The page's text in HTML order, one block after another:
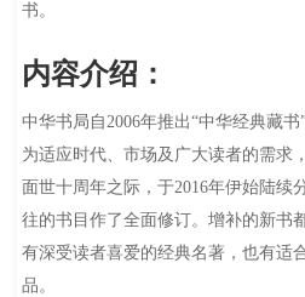
书。
内容介绍：
中华书局自2006年推出“中华经典藏书
为适应时代、市场及广大读者的需求
面世十周年之际，于2016年伊始陆续
往的书目作了全面修订。增补的新书
有深受读者喜爱的经典名著，也有适
品。